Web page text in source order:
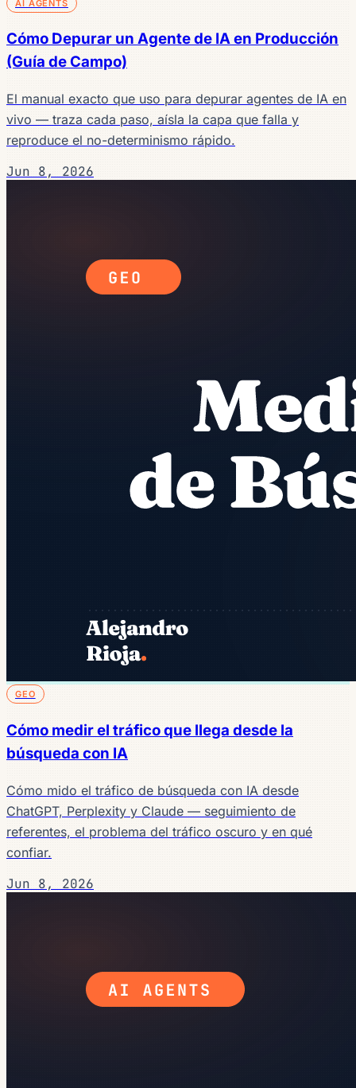
AI AGENTS
Cómo Depurar un Agente de IA en Producción
(Guía de Campo)
El manual exacto que uso para depurar agentes de IA en
vivo — traza cada paso, aísla la capa que falla y
reproduce el no-determinismo rápido.
Jun 8, 2026
GEO
Cómo medir el tráfico que llega desde la
búsqueda con IA
Cómo mido el tráfico de búsqueda con IA desde
ChatGPT, Perplexity y Claude — seguimiento de
referentes, el problema del tráfico oscuro y en qué
confiar.
Jun 8, 2026